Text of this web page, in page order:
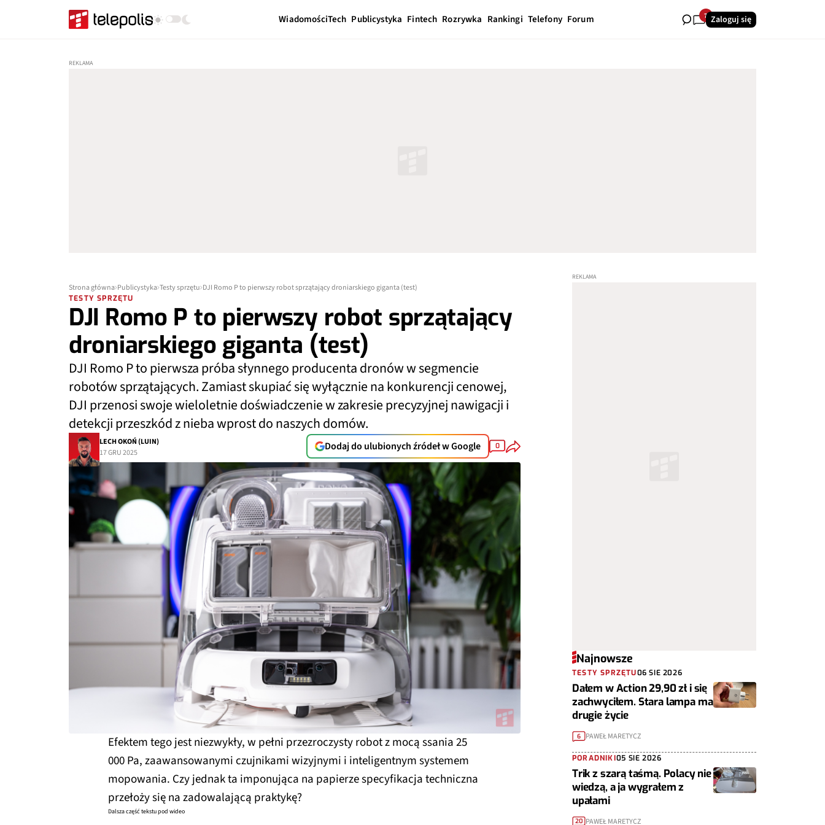
WiadomościTech Publicystyka Fintech Rozrywka Rankingi Telefony Forum 7 Zaloguj się
Strona główna Publicystyka Testy sprzętu DJI Romo P to pierwszy robot sprzątający droniarskiego giganta (test)
TESTY SPRZĘTU
DJI Romo P to pierwszy robot sprzątający
droniarskiego giganta (test)
DJI Romo P to pierwsza próba słynnego producenta dronów w segmencie
robotów sprzątających. Zamiast skupiać się wyłącznie na konkurencji cenowej,
DJI przenosi swoje wieloletnie doświadczenie w zakresie precyzyjnej nawigacji i
detekcji przeszkód z nieba wprost do naszych domów.
LECH OKOŃ (LUIN)
17 GRU 2025
Dodaj do ulubionych źródeł w Google 0
Efektem tego jest niezwykły, w pełni przezroczysty robot z mocą ssania 25
000 Pa, zaawansowanymi czujnikami wizyjnymi i inteligentnym systemem
mopowania. Czy jednak ta imponująca na papierze specyfikacja techniczna
przełoży się na zadowalającą praktykę?
Dalsza część tekstu pod wideo
Najnowsze
TESTY SPRZĘTU06 SIE 2026
Dałem w Action 29,90 zł i się
zachwyciłem. Stara lampa ma
drugie życie
6 PAWEŁ MARETYCZ
PORADNIKI05 SIE 2026
Trik z szarą taśmą. Polacy nie
wiedzą, a ja wygrałem z
upałami
20 PAWEŁ MARETYCZ